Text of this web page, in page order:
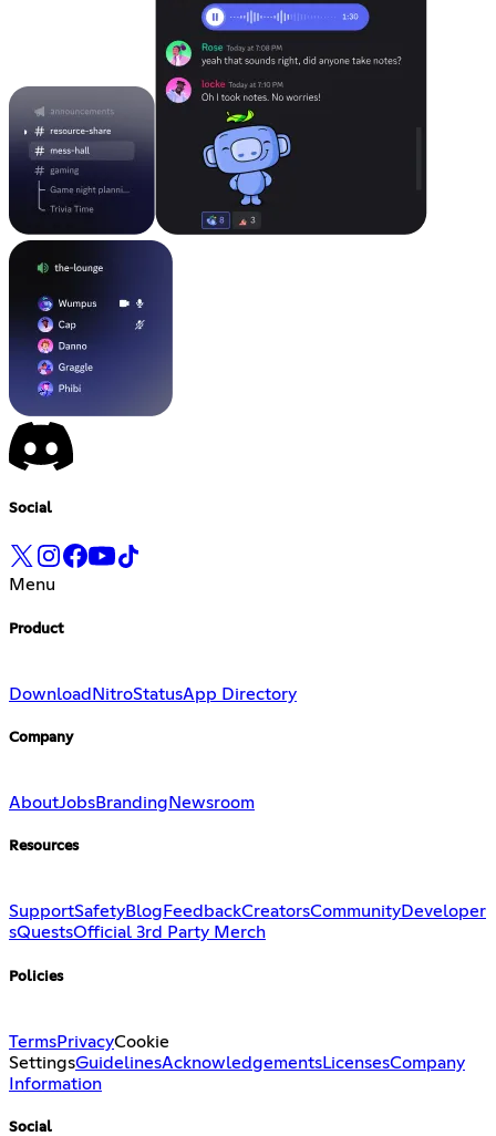
Social
Menu
Product
Download NitroStatusApp Directory
Company
AboutJobsBranding Newsroom
Resources
SupportSafetyBlog FeedbackCreatorsCommunityDeveloper
sQuestsOfficial 3rd Party Merch
Policies
TermsPrivacyCookie
SettingsGuidelinesAcknowledgementsLicensesCompany
Information
Social